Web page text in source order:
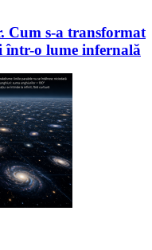
Cum s-a transformat
într-o lume infernală